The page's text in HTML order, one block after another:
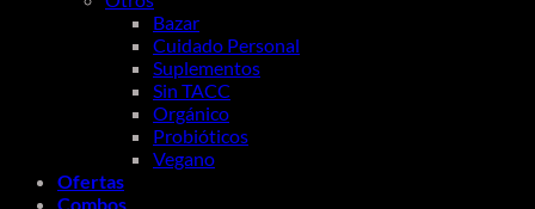
Bazar
Cuidado Personal
Suplementos
Sin TACC
Orgánico
Probióticos
Vegano
Ofertas
Combos